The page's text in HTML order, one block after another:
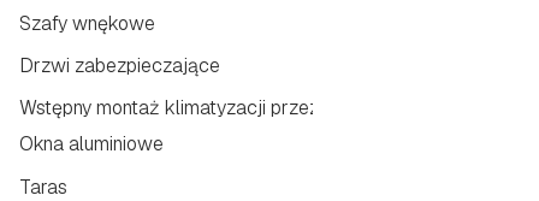
Taras
Szafy wnękowe
Drzwi zabezpieczające
Wstępny montaż klimatyzacji przez kanały
Okna aluminiowe